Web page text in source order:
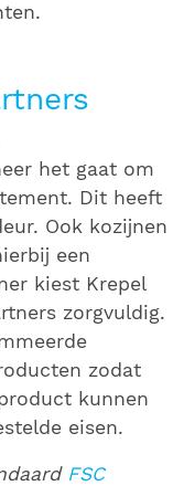
het gaat om
Dit heeft
Ook kozijnen
een
kiest Krepel
zorgvuldig.
zodat
kunnen
eisen.
FSC